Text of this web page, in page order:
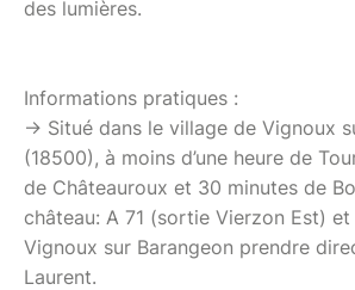
des lumières.
Informations pratiques :
-> Situé dans le village de Vignoux
(18500), à moins d’une heure de
de Châteauroux et 30 minutes de
château: A 71 (sortie Vierzon Est) et
Vignoux sur Barangeon prendre
Laurent.